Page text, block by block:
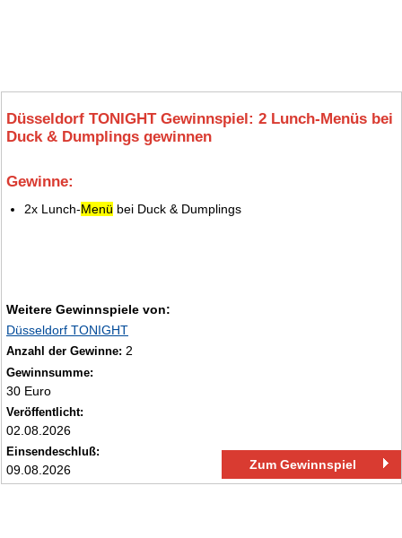
Düsseldorf TONIGHT Gewinnspiel: 2 Lunch-Menüs bei
Duck & Dumplings gewinnen
Gewinne:
2x Lunch-Menü bei Duck & Dumplings
Weitere Gewinnspiele von:
Düsseldorf TONIGHT
Anzahl der Gewinne: 2
Gewinnsumme:
30 Euro
Veröffentlicht:
02.08.2026
Einsendeschluß:
09.08.2026 Zum Gewinnspiel